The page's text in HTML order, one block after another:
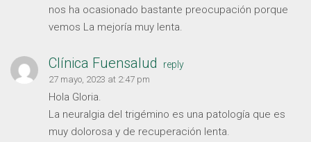
nos ha ocasionado bastante preocupación porque
vemos La mejoría muy lenta.
Clínica Fuensalud reply
27 mayo, 2023 at 2:47 pm
Hola Gloria.
La neuralgia del trigémino es una patología que es
muy dolorosa y de recuperación lenta.